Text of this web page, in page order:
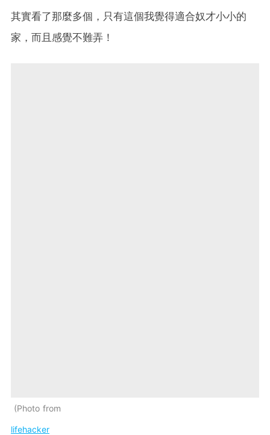
其實看了那麼多個，只有這個我覺得適合奴才小小的
家，而且感覺不難弄！
Photo from
lifehacker